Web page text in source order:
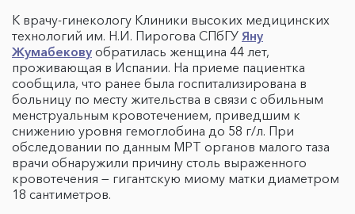
К врачу-гинекологу Клиники высоких медицинских
технологий им. Н.И. Пирогова СПбГУ Яну
Жумабекову обратилась женщина 44 лет,
проживающая в Испании. На приеме пациентка
сообщила, что ранее была госпитализирована в
больницу по месту жительства в связи с обильным
менструальным кровотечением, приведшим к
снижению уровня гемоглобина до 58 г/л. При
обследовании по данным МРТ органов малого таза
врачи обнаружили причину столь выраженного
кровотечения — гигантскую миому матки диаметром
18 сантиметров.